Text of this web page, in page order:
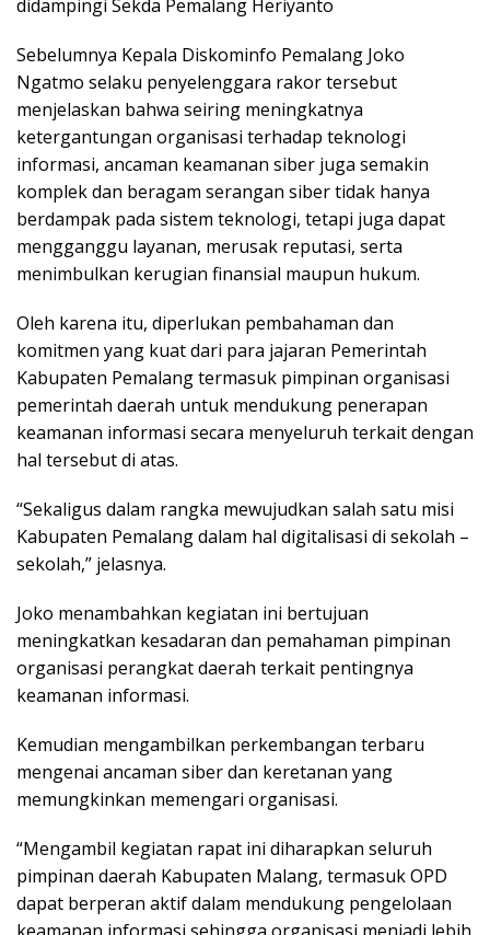
didampingi Sekda Pemalang Heriyanto
Sebelumnya Kepala Diskominfo Pemalang Joko
Ngatmo selaku penyelenggara rakor tersebut
menjelaskan bahwa seiring meningkatnya
ketergantungan organisasi terhadap teknologi
informasi, ancaman keamanan siber juga semakin
komplek dan beragam serangan siber tidak hanya
berdampak pada sistem teknologi, tetapi juga dapat
mengganggu layanan, merusak reputasi, serta
menimbulkan kerugian finansial maupun hukum.
Oleh karena itu, diperlukan pembahaman dan
komitmen yang kuat dari para jajaran Pemerintah
Kabupaten Pemalang termasuk pimpinan organisasi
pemerintah daerah untuk mendukung penerapan
keamanan informasi secara menyeluruh terkait dengan
hal tersebut di atas.
“Sekaligus dalam rangka mewujudkan salah satu misi
Kabupaten Pemalang dalam hal digitalisasi di sekolah –
sekolah,” jelasnya.
Joko menambahkan kegiatan ini bertujuan
meningkatkan kesadaran dan pemahaman pimpinan
organisasi perangkat daerah terkait pentingnya
keamanan informasi.
Kemudian mengambilkan perkembangan terbaru
mengenai ancaman siber dan keretanan yang
memungkinkan memengari organisasi.
“Mengambil kegiatan rapat ini diharapkan seluruh
pimpinan daerah Kabupaten Malang, termasuk OPD
dapat berperan aktif dalam mendukung pengelolaan